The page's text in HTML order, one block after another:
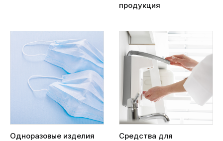
продукция
Одноразовые изделия
Средства для